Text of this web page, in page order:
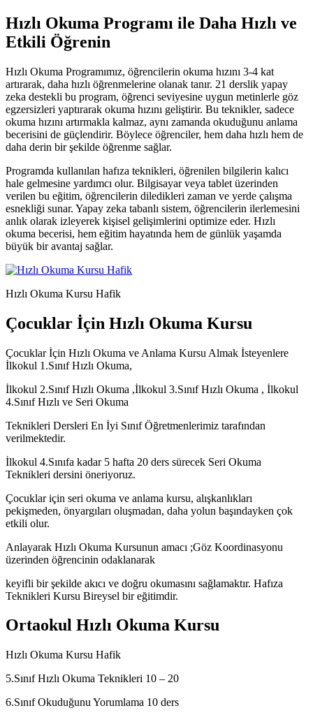
Hızlı Okuma Programı ile Daha Hızlı ve
Etkili Öğrenin
Hızlı Okuma Programımız, öğrencilerin okuma hızını 3-4 kat
artırarak, daha hızlı öğrenmelerine olanak tanır. 21 derslik yapay
zeka destekli bu program, öğrenci seviyesine uygun metinlerle göz
egzersizleri yaptırarak okuma hızını geliştirir. Bu teknikler, sadece
okuma hızını artırmakla kalmaz, aynı zamanda okuduğunu anlama
becerisini de güçlendirir. Böylece öğrenciler, hem daha hızlı hem de
daha derin bir şekilde öğrenme sağlar.
Programda kullanılan hafıza teknikleri, öğrenilen bilgilerin kalıcı
hale gelmesine yardımcı olur. Bilgisayar veya tablet üzerinden
verilen bu eğitim, öğrencilerin diledikleri zaman ve yerde çalışma
esnekliği sunar. Yapay zeka tabanlı sistem, öğrencilerin ilerlemesini
anlık olarak izleyerek kişisel gelişimlerini optimize eder. Hızlı
okuma becerisi, hem eğitim hayatında hem de günlük yaşamda
büyük bir avantaj sağlar.
Hızlı Okuma Kursu Hafik
Çocuklar İçin Hızlı Okuma Kursu
Çocuklar İçin Hızlı Okuma ve Anlama Kursu Almak İsteyenlere
İlkokul 1.Sınıf Hızlı Okuma,
İlkokul 2.Sınıf Hızlı Okuma ,İlkokul 3.Sınıf Hızlı Okuma , İlkokul
4.Sınıf Hızlı ve Seri Okuma
Teknikleri Dersleri En İyi Sınıf Öğretmenlerimiz tarafından
verilmektedir.
İlkokul 4.Sınıfa kadar 5 hafta 20 ders sürecek Seri Okuma
Teknikleri dersini öneriyoruz.
Çocuklar için seri okuma ve anlama kursu, alışkanlıkları
pekişmeden, önyargıları oluşmadan, daha yolun başındayken çok
etkili olur.
Anlayarak Hızlı Okuma Kursunun amacı ;Göz Koordinasyonu
üzerinden öğrencinin odaklanarak
keyifli bir şekilde akıcı ve doğru okumasını sağlamaktır. Hafıza
Teknikleri Kursu Bireysel bir eğitimdir.
Ortaokul Hızlı Okuma Kursu
Hızlı Okuma Kursu Hafik
5.Sınıf Hızlı Okuma Teknikleri 10 – 20
6.Sınıf Okuduğunu Yorumlama 10 ders